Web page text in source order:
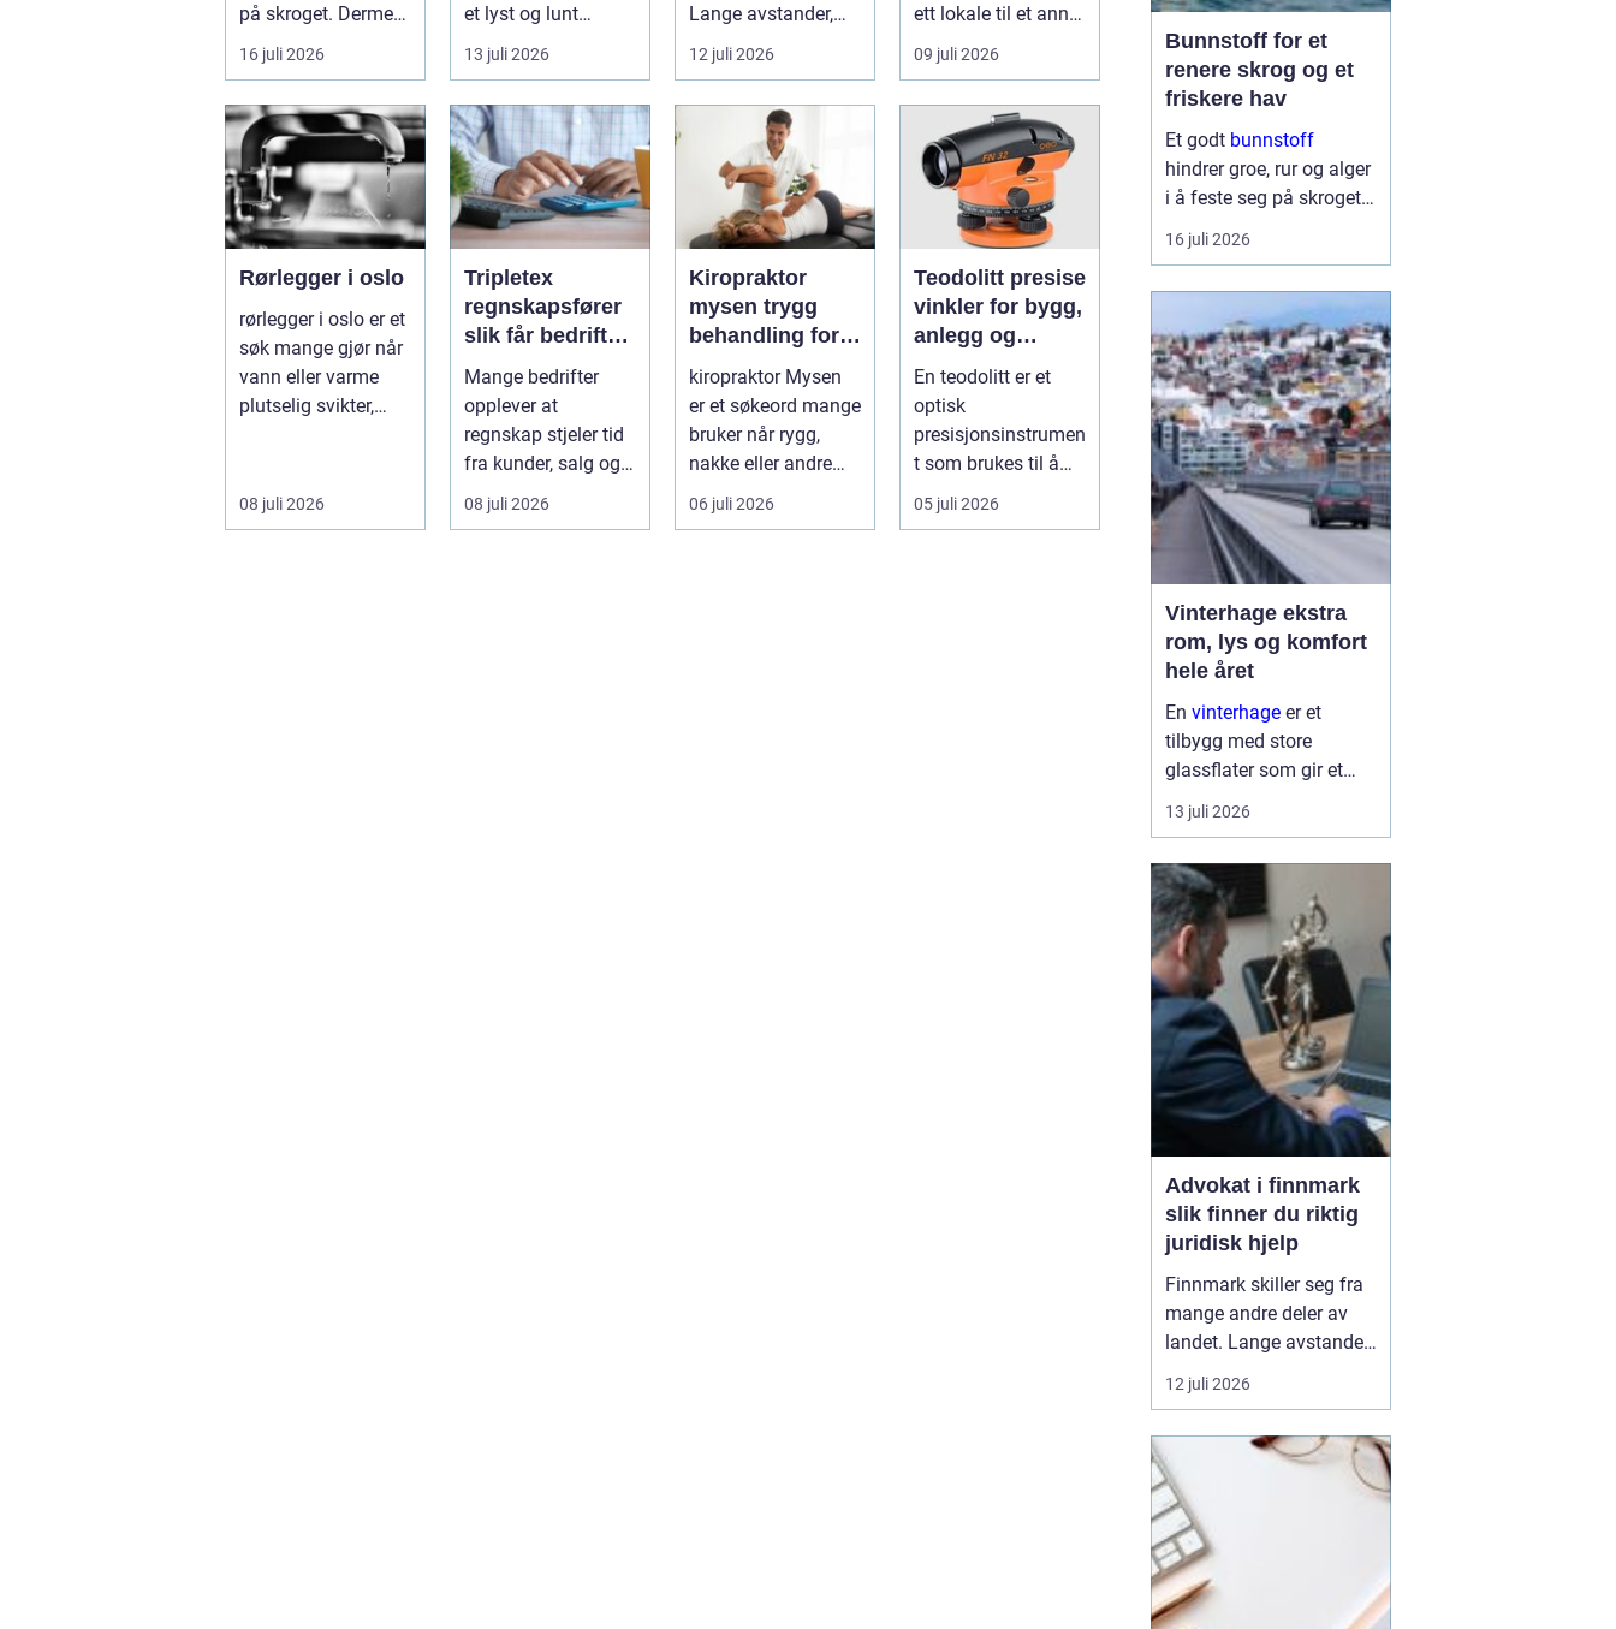
på skroget. Dermed
holder båten bedre
far...
16 juli 2026
et lyst og lunt
oppholdsrom nær
hagen, ogs...
13 juli 2026
Lange avstander,
små lokalsamfunn,
sterk tilkn...
12 juli 2026
ett lokale til et annet
med minst mulig...
09 juli 2026
Rørlegger i oslo
rørlegger i oslo er et
søk mange gjør når
vann eller varme
plutselig svikter,
08 juli 2026
Tripletex
regnskapsfører
slik får bedriften
mer ut av
regnskapet
Mange bedrifter
opplever at
regnskap stjeler tid
fra kunder, salg og
utvikling av
virksomheten.
08 juli 2026
Kiropraktor
mysen trygg
behandling for
rygg, nakke og
ledd
kiropraktor Mysen
er et søkeord mange
bruker når rygg,
nakke eller andre
muskel og
leddplager begynn...
06 juli 2026
Teodolitt presise
vinkler for bygg,
anlegg og
kartlegging
En teodolitt er et
optisk
presisjonsinstrumen
t som brukes til å
måle horisontale og
vertikale vinkle...
05 juli 2026
Bunnstoff for et
renere skrog og et
friskere hav
Et godt bunnstoff
hindrer groe, rur og alger
i å feste seg på skroget.
Dermed holder båten
bedre fart, bruker mindre
mindre vedlikehold på
land. Samtidig begynner
flere båteiere ...
16 juli 2026
Vinterhage ekstra
rom, lys og komfort
hele året
En vinterhage er et
tilbygg med store
glassflater som gir et
lyst og lunt oppholdsrom
nær hagen, også når
fungere som en ekstra
stue, spiseplass eller
stille son...
13 juli 2026
Advokat i finnmark
slik finner du riktig
juridisk hjelp
Finnmark skiller seg fra
mange andre deler av
landet. Lange avstander,
små lokalsamfunn, sterk
tilknytning til natur og
rettigheter gjør at mange
juridiske spørsmål får en
ekstra dimensjon. Når en
privatperson eller en
bedrift i...
12 juli 2026